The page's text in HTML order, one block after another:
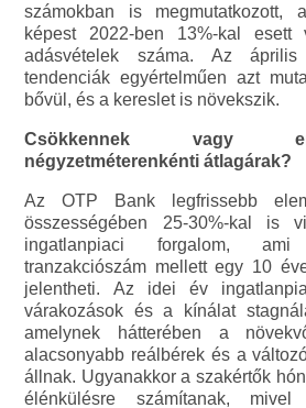
számokban is megmutatkozott,
képest 2022-ben 13%-kal esett
adásvételek száma. Az április
tendenciák egyértelműen azt
bővül, és a kereslet is növekszik.
Csökkennek vagy
négyzetméterenkénti átlagárak?
Az OTP Bank legfrissebb
összességében 25-30%-kal is
ingatlanpiaci forgalom,
tranzakciószám mellett egy 10
jelentheti. Az idei év
várakozások és a kínálat
amelynek hátterében a
alacsonyabb reálbérek és a
állnak. Ugyanakkor a szakértők
élénkülésre számítanak,